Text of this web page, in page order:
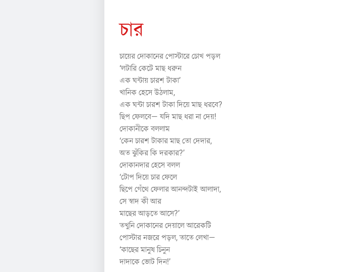
চার
চায়ের দোকানের পোস্টারে চোখ পড়ল
‘লটারি কেটে মাছ ধরুন
এক ঘন্টায় চারশ টাকা’
খানিক হেসে উঠলাম,
এক ঘন্টা চারশ টাকা দিয়ে মাছ ধরবে?
ছিপ ফেলবে— যদি মাছ ধরা না দেয়!
দোকানীকে বললাম
‘কেন চারশ টাকার মাছ তো দেদার,
অত ঝুঁকির কি দরকার?’
দোকানদার হেসে বলল
‘টোপ দিয়ে চার ফেলে
ছিপে গেঁথে ফেলার আনন্দটাই আলাদা,
সে স্বাদ কী আর
মাছের আড়তে আসে?’
তখুনি দোকানের দেয়ালে আরেকটি
পোস্টার নজরে পড়ল, তাতে লেখা—
‘কাছের মানুষ চিনুন
দাদাকে ভোট দিন!’